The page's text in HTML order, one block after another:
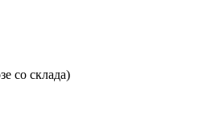
со склада)